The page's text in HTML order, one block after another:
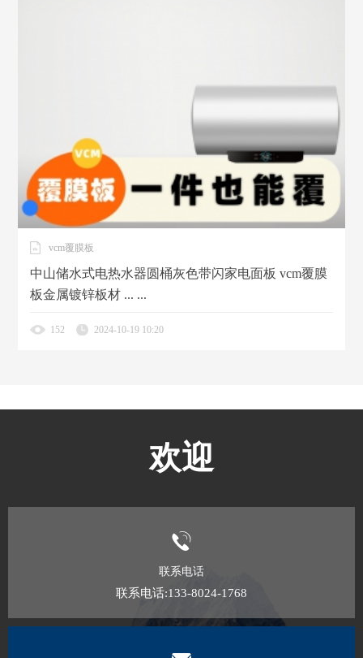
vcm覆膜板
中山储水式电热水器圆桶灰色带闪家电面板 vcm覆膜
板金属镀锌板材 ... ...
152 2024-10-19 10:20
欢迎
联系电话
联系电话:133-8024-1768